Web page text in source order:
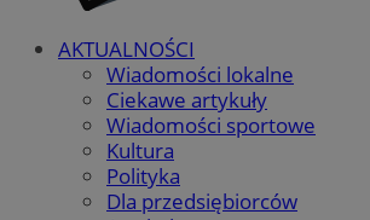
AKTUALNOŚCI
Wiadomości lokalne
Ciekawe artykuły
Wiadomości sportowe
Kultura
Polityka
Dla przedsiębiorców